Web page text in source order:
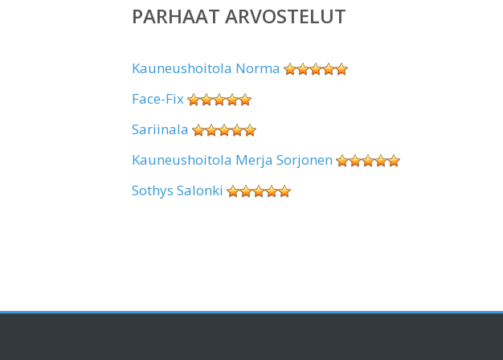
PARHAAT ARVOSTELUT
Kauneushoitola Norma
Face-Fix
Sariinala
Kauneushoitola Merja Sorjonen
Sothys Salonki